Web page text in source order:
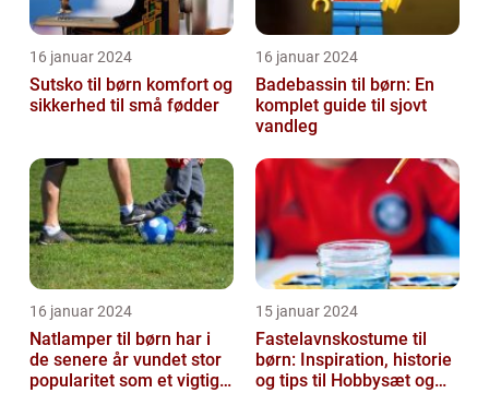
16 januar 2024
Sutsko til børn komfort og
sikkerhed til små fødder
16 januar 2024
Badebassin til børn: En
komplet guide til sjovt
vandleg
16 januar 2024
Natlamper til børn har i
de senere år vundet stor
popularitet som et vigtigt
15 januar 2024
Fastelavnskostume til
børn: Inspiration, historie
og tips til Hobbysæt og